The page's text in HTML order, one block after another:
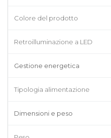
Colore del prodotto
Retroilluminazione a LED
Gestione energetica
Tipologia alimentazione
Dimensioni e peso